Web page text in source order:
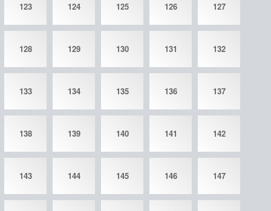
123 124 125 126 127
128 129 130 131 132
133 134 135 136 137
138 139 140 141 142
143 144 145 146 147